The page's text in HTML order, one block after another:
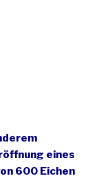
eines
600 Eichen